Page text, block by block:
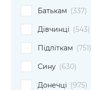
Батькам (337)
Дівчинці (543)
Підліткам (751)
Сину (630)
Донечці (975)